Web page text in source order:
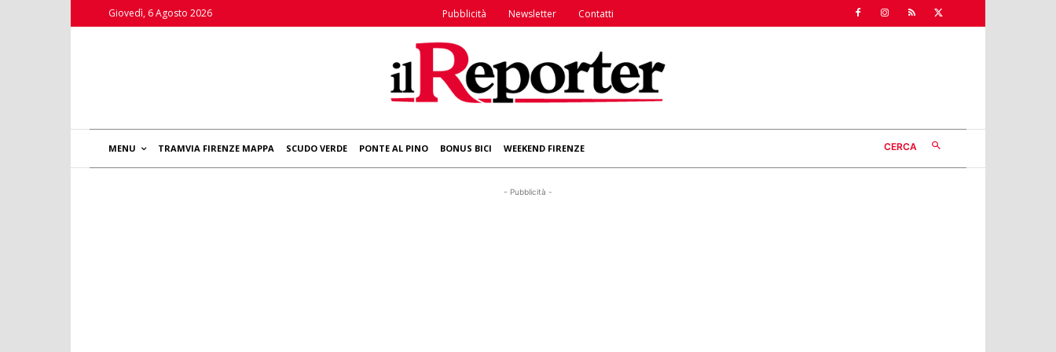
Giovedì, 6 Agosto 2026 Pubblicità Newsletter Contatti
MENU TRAMVIA FIRENZE MAPPA SCUDO VERDE PONTE AL PINO BONUS BICI WEEKEND FIRENZE CERCA
- Pubblicità -